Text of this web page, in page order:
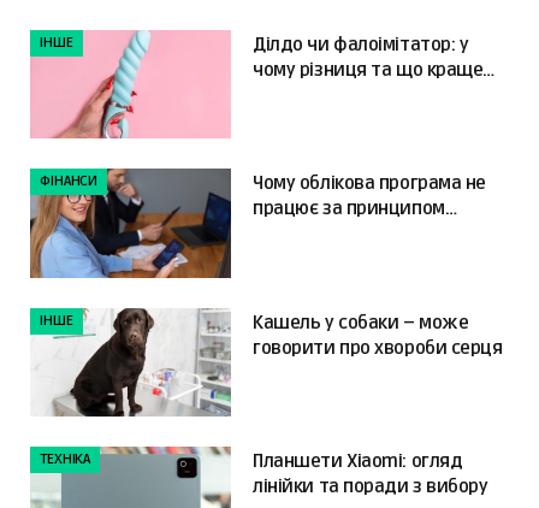
ІНШЕ
Ділдо чи фалоімітатор: у
чому різниця та що краще
ФІНАНСИ
Чому облікова програма не
працює за принципом
ІНШЕ
Кашель у собаки – може
говорити про хвороби серця
ТЕХНІКА
Планшети Xiaomi: огляд
лінійки та поради з вибору